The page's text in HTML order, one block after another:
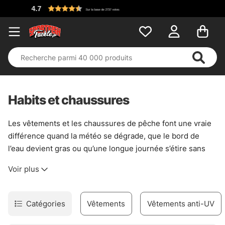
Habits et chaussures
Les vêtements et les chaussures de pêche font une vraie
différence quand la météo se dégrade, que le bord de
l’eau devient gras ou qu’une longue journée s’étire sans
l’adhérence et pouvoir bouger librement, sans lutter
évite les glissades sur les berges humides, tandis qu’une
tenue bien pensée coupe le vent sans enfermer le corps
Voir plus
Catégories Vêtements Vêtements anti-UV